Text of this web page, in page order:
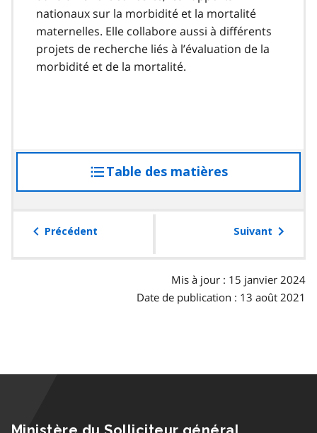
nationaux sur la morbidité et la mortalité
maternelles. Elle collabore aussi à différents
projets de recherche liés à l’évaluation de la
morbidité et de la mortalité.
Table des matières
à
table
Précédent Suivant
Mis à jour : 15 janvier 2024
Date de publication : 13 août 2021